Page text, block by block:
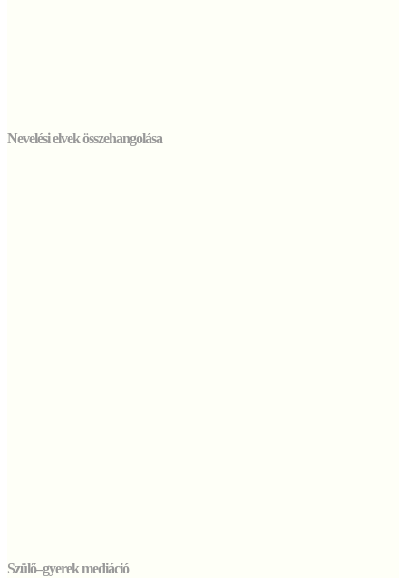
Nevelési elvek összehangolása
Szülő–gyerek mediáció